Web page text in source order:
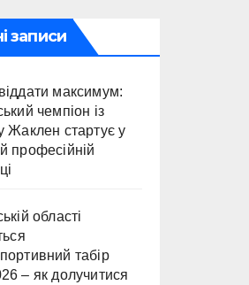
записи
максимум:
чемпіон із
Жаклен стартує у
професійній
області
табір
– як долучитися